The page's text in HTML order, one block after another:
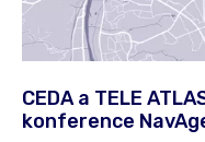
CEDA a TELE
konference